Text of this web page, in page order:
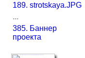
189. strotskaya.JPG
...
385. Баннер
проекта